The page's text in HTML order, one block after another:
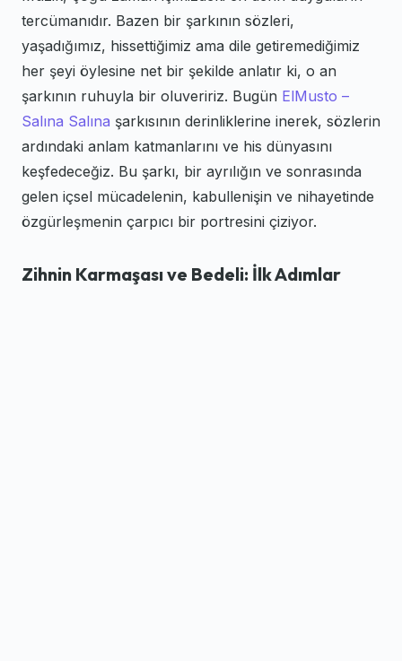
tercümanıdır. Bazen bir şarkının sözleri,
yaşadığımız, hissettiğimiz ama dile getiremediğimiz
her şeyi öylesine net bir şekilde anlatır ki, o an
şarkının ruhuyla bir oluveririz. Bugün ElMusto –
Salına Salına şarkısının derinliklerine inerek, sözlerin
ardındaki anlam katmanlarını ve his dünyasını
keşfedeceğiz. Bu şarkı, bir ayrılığın ve sonrasında
gelen içsel mücadelenin, kabullenişin ve nihayetinde
özgürleşmenin çarpıcı bir portresini çiziyor.
Zihnin Karmaşası ve Bedeli: İlk Adımlar